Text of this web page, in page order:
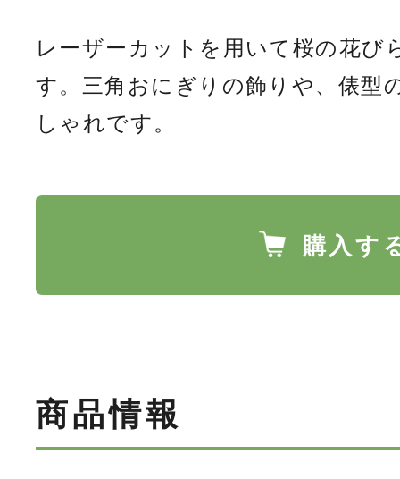
レーザーカットを用いて桜の花び
す。三角おにぎりの飾りや、俵型
しゃれです。
購入す
商品情報